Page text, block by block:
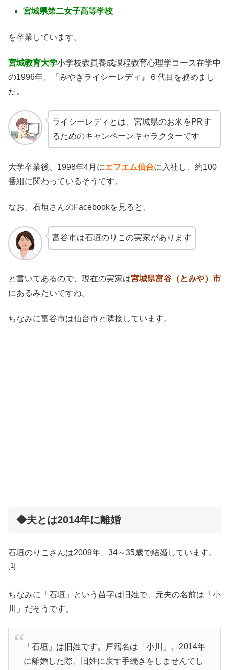
宮城県第二女子高等学校
を卒業しています。
宮城教育大学小学校教員養成課程教育心理学コース在学中
の1996年、『みやぎライシーレディ』６代目を務めまし
た。
ライシーレディとは、宮城県のお米をPRす
るためのキャンペーンキャラクターです
大学卒業後、1998年4月にエフエム仙台に入社し、約100
番組に関わっているそうです。
なお、石垣さんのFacebookを見ると、
富谷市は石垣のりこの実家があります
と書いてあるので、現在の実家は宮城県富谷（とみや）市
にあるみたいですね。
ちなみに富谷市は仙台市と隣接しています。
◆夫とは2014年に離婚
石垣のりこさんは2009年、34～35歳で結婚しています。
[1]
ちなみに「石垣」という苗字は旧姓で、元夫の名前は「小
川」だそうです。
「石垣」は旧姓です。戸籍名は「小川」。2014年
に離婚した際、旧姓に戻す手続きをしませんでし